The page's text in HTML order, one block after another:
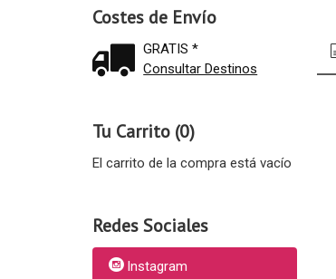
Costes de Envío
GRATIS *
Consultar Destinos
Tu Carrito (0)
El carrito de la compra está vacío
Redes Sociales
Instagram